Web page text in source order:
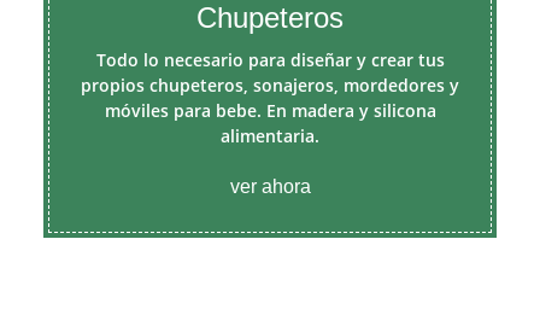
Chupeteros
Todo lo necesario para diseñar y crear tus
propios chupeteros, sonajeros, mordedores y
móviles para bebe. En madera y silicona
alimentaria.
ver ahora